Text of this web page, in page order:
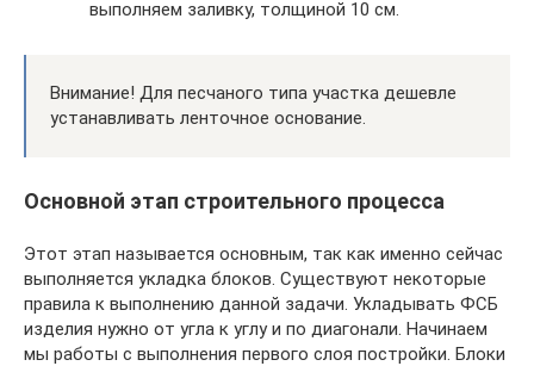
выполняем заливку, толщиной 10 см.
Внимание! Для песчаного типа участка дешевле
устанавливать ленточное основание.
Основной этап строительного процесса
Этот этап называется основным, так как именно сейчас
выполняется укладка блоков. Существуют некоторые
правила к выполнению данной задачи. Укладывать ФСБ
изделия нужно от угла к углу и по диагонали. Начинаем
мы работы с выполнения первого слоя постройки. Блоки